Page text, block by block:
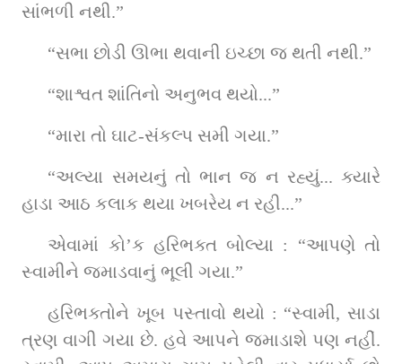
સાંભળી નથી.”
“સભા છોડી ઊભા થવાની ઇચ્છા જ થતી નથી.”
“શાશ્વત શાંતિનો અનુભવ થયો...”
“મારા તો ઘાટ-સંકલ્પ સમી ગયા.”
“અલ્યા સમયનું તો ભાન જ ન રહ્યું... ક્યારે
હાડા આઠ કલાક થયા ખબરેય ન રહી...”
એવામાં કો’ક હરિભક્ત બોલ્યા : “આપણે તો
સ્વામીને જમાડવાનું ભૂલી ગયા.”
હરિભક્તોને ખૂબ પસ્તાવો થયો : “સ્વામી, સાડા
ત્રણ વાગી ગયા છે. હવે આપને જમાડાશે પણ નહીં.